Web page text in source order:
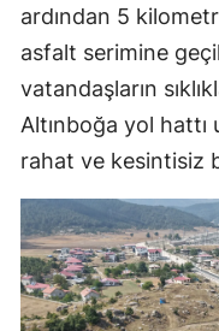
ardından 5
asfalt serimine
vatandaşların
Altınboğa yol hattı
rahat ve kesintisiz